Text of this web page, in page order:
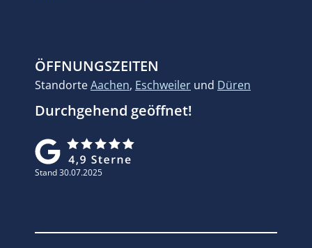
ÖFFNUNGSZEITEN
StandorteAachen, Eschweiler und Düren
Durchgehend geöffnet!
Stand 30.07.2025